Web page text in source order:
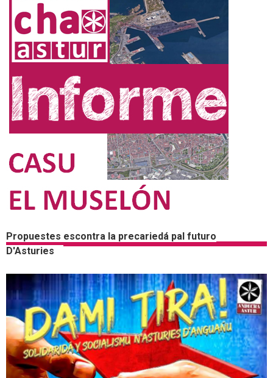
Propuestes escontra la precariedá pal futuro
D'Asturies